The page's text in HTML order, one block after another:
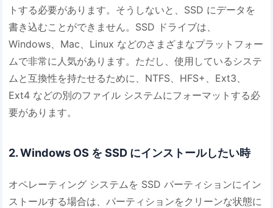
トする必要があります。そうしないと、SSD にデータを
書き込むことができません。SSD ドライブは、
Windows、Mac、Linux などのさまざまなプラットフォー
ムで非常に人気があります。ただし、使用しているシステ
ムと互換性を持たせるために、NTFS、HFS+、Ext3、
Ext4 などの別のファイル システムにフォーマットする必
要があります。
2. Windows OS を SSD にインストールしたい時
オペレーティング システムを SSD パーティションにイン
ストールする場合は、パーティションをクリーンな状態に